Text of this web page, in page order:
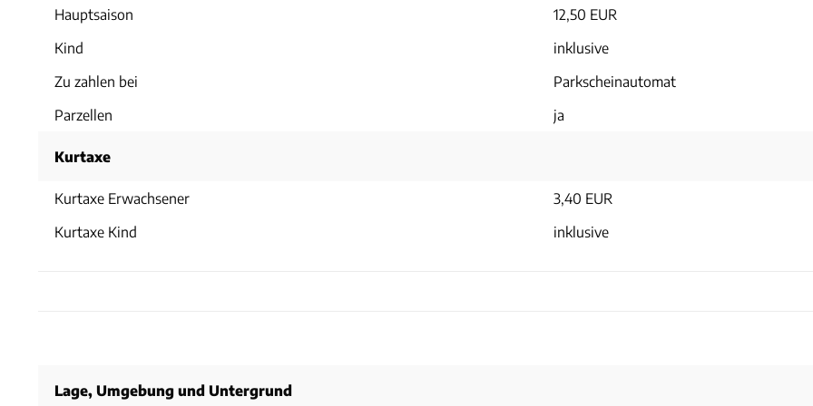
Hauptsaison
12,50 EUR
Kind
inklusive
Zu zahlen bei
Parkscheinautomat
Parzellen
ja
Kurtaxe
Kurtaxe Erwachsener
3,40 EUR
Kurtaxe Kind
inklusive
Lage, Umgebung und Untergrund